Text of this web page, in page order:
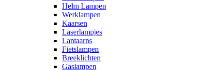
Helm Lampen
Werklampen
Kaarsen
Laserlampjes
Lantaarns
Fietslampen
Breeklichten
Gaslampen